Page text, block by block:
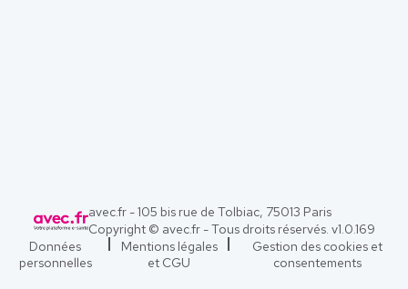
avec.fr - 105 bis rue de Tolbiac, 75013 Paris
Copyright © avec.fr - Tous droits réservés. v1.0.169
Données
personnelles
Mentions légales
et CGU
Gestion des cookies et
consentements